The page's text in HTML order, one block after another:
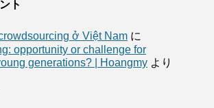
ト
ở Việt Nam に
opportunity or challenge for
generations? | Hoangmy より